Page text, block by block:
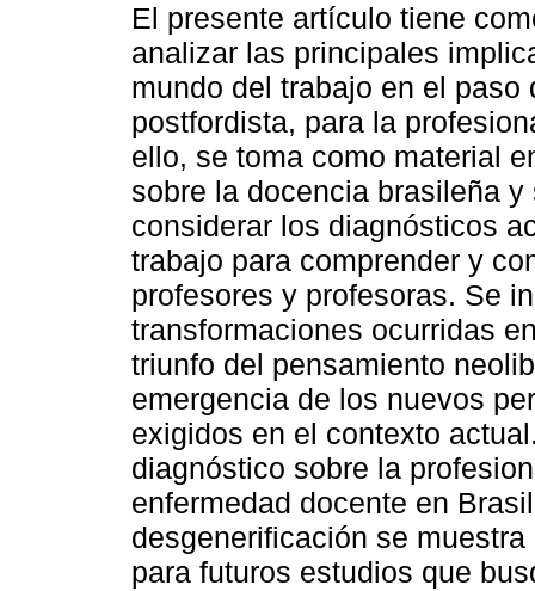
El presente artículo tiene
analizar las principales
mundo del trabajo en el
postfordista, para la
ello, se toma como material
sobre la docencia brasileña
considerar los diagnósticos
trabajo para comprender y
profesores y profesoras. Se
transformaciones ocurridas
triunfo del pensamiento
emergencia de los nuevos
exigidos en el contexto
diagnóstico sobre la
enfermedad docente en
desgenerificación se
para futuros estudios que